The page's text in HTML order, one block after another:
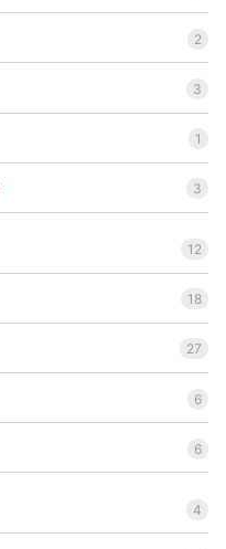
2
3
1
3
12
18
27
6
6
4